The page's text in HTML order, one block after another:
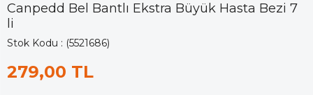
Canpedd Bel Bantlı Ekstra Büyük Hasta Bezi 7
li
Stok Kodu (5521686)
279,00 TL